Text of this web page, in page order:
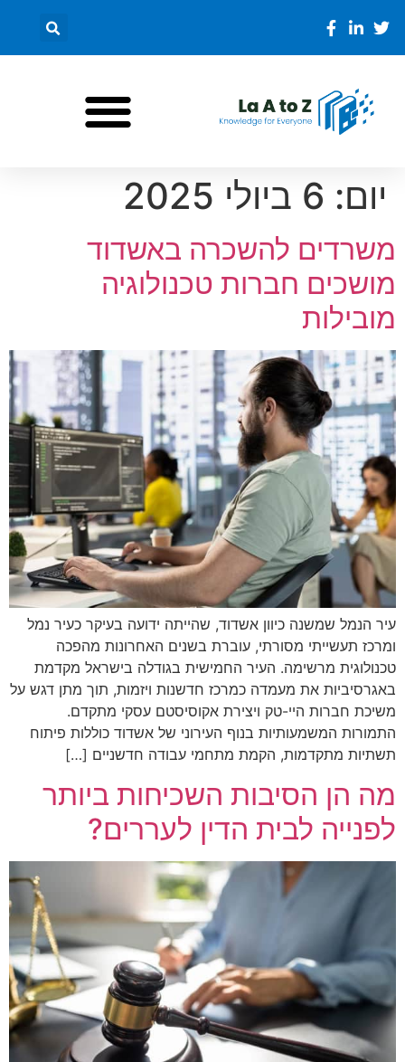
יום: 6 ביולי 2025
משרדים להשכרה באשדוד
מושכים חברות טכנולוגיה
מובילות
עיר הנמל שמשנה כיוון אשדוד, שהייתה ידועה בעיקר כעיר נמל
ומרכז תעשייתי מסורתי, עוברת בשנים האחרונות מהפכה
טכנולוגית מרשימה. העיר החמישית בגודלה בישראל מקדמת
באגרסיביות את מעמדה כמרכז חדשנות ויזמות, תוך מתן דגש על
משיכת חברות היי-טק ויצירת אקוסיסטם עסקי מתקדם.
התמורות המשמעותיות בנוף העירוני של אשדוד כוללות פיתוח
תשתיות מתקדמות, הקמת מתחמי עבודה חדשניים […]
מה הן הסיבות השכיחות ביותר
לפנייה לבית הדין לעררים?